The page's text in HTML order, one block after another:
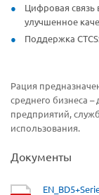
Цифровая связь
улучшенное
Поддержка
Рация
среднего бизнеса
предприятий,
использования.
Документы